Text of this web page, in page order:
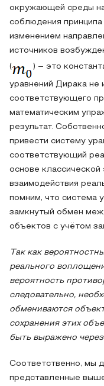
окружающей среды на
соблюдения
изменением
источников
( ) – это
уравнений Дирака не
соответствующего
математическим
результат.
привести систему
соответствующий
основе
взаимодействия
помним, что система
замкнутый обмен
объектов с учётом
Так как
реального
вероятность
следовательно,
обмениваются
сохранения этих
быть выражено
Соответственно, мы
представленные